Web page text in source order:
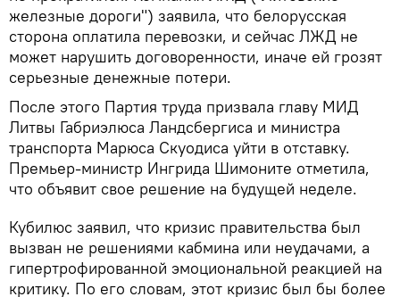
железные дороги") заявила, что белорусская
сторона оплатила перевозки, и сейчас ЛЖД не
может нарушить договоренности, иначе ей грозят
серьезные денежные потери.
После этого Партия труда призвала главу МИД
Литвы Габриэлюса Ландсбергиса и министра
транспорта Марюса Скуодиса уйти в отставку.
Премьер-министр Ингрида Шимоните отметила,
что объявит свое решение на будущей неделе.
Кубилюс заявил, что кризис правительства был
вызван не решениями кабмина или неудачами, а
гипертрофированной эмоциональной реакцией на
критику. По его словам, этот кризис был бы более